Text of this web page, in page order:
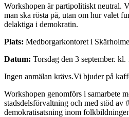
Workshopen är partipolitiskt neutral.
man ska rösta på, utan om hur valet
delaktiga i demokratin.
Plats: Medborgarkontoret i
Datum: Torsdag den 3 september.
Ingen anmälan krävs.Vi bjuder på
Workshopen genomförs i samarbete
stadsdelsförvaltning och med stöd av
demokratisatsning inom